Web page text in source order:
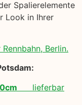
Spalierelemente
Look in Ihrer
Berlin.
lieferbar